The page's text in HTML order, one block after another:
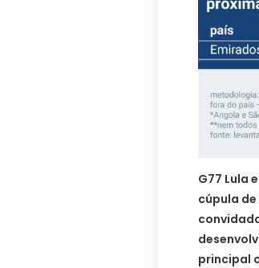
G77 Lula
cúpula
principal